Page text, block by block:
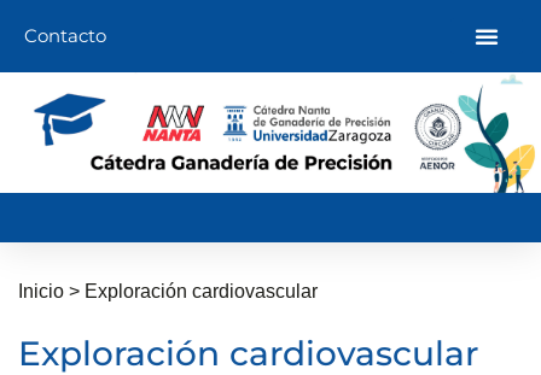
contenido
Contacto
Inicio> Exploración cardiovascular
Exploración cardiovascular